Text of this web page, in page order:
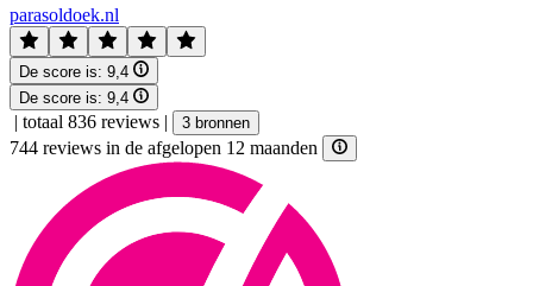
parasoldoek.nl
De score is: 9,4
De score is: 9,4
| totaal 836 reviews | 3 bronnen
744 reviews in de afgelopen 12 maanden